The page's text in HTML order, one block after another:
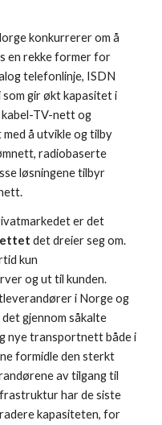
konkurrerer om å
en rekke former for
telefonlinje, ISDN
gir økt kapasitet i
kabel-TV-nett og
å utvikle og tilby
radiobaserte
løsningene tilbyr
er det
det dreier seg om.
kun
og ut til kunden.
i Norge og
nye transportnett både i
formidle den sterkt
av tilgang til
har de siste
kapasiteten, for